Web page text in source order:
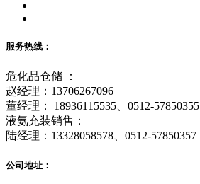
服务热线：
危化品仓储 ：
赵经理：13706267096
董经理： 18936115535、0512-57850355
液氨充装销售：
陆经理：13328058578、0512-57850357
公司地址：